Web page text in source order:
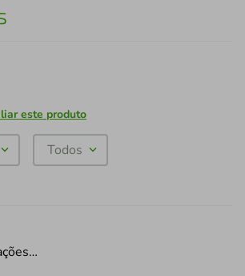
este produto
Todos